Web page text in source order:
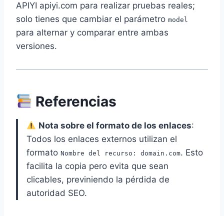
APIYI apiyi.com para realizar pruebas reales;
solo tienes que cambiar el parámetro model
para alternar y comparar entre ambas
versiones.
Referencias
Nota sobre el formato de los enlaces:
Todos los enlaces externos utilizan el
formato Nombre del recurso: domain.com. Esto
facilita la copia pero evita que sean
clicables, previniendo la pérdida de
autoridad SEO.